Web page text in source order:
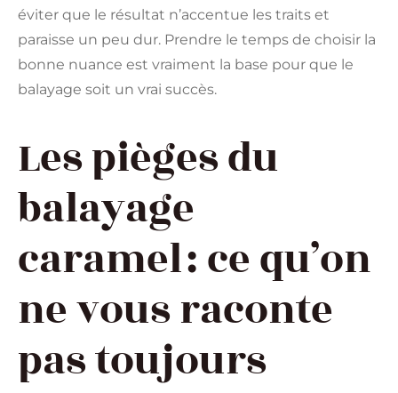
éviter que le résultat n’accentue les traits et
paraisse un peu dur. Prendre le temps de choisir la
bonne nuance est vraiment la base pour que le
balayage soit un vrai succès.
Les pièges du
balayage
caramel : ce qu’on
ne vous raconte
pas toujours